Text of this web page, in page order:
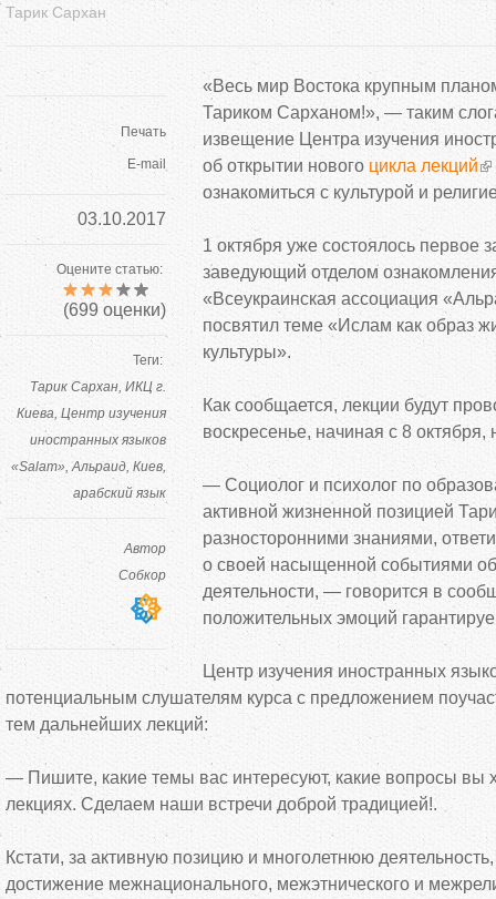
Тарик Сархан
Печать
E-mail
03.10.2017
Оцените статью:
(699 оценки)
Теги:
Тарик Сархан ИКЦ г.
Киева Центр изучения
иностранных языков
«Salam» Альраид Киев
арабский язык
Автор
Собкор
«Весь мир Востока крупным
Тариком Сарханом!», — таким
извещение Центра изучения
об открытии нового цикла лекций
ознакомиться с культурой и
1 октября уже состоялось первое
заведующий отделом
«Всеукраинская ассоциация
посвятил теме «Ислам как образ
культуры».
Как сообщается, лекции будут
воскресенье, начиная с 8
— Социолог и психолог по
активной жизненной позицией
разносторонними знаниями,
о своей насыщенной событиями
деятельности, — говорится в
положительных эмоций
Центр изучения иностранных
потенциальным слушателям курса с предложением
тем дальнейших лекций:
— Пишите, какие темы вас интересуют, какие вопросы вы
лекциях. Сделаем наши встречи доброй традицией!.
Кстати, за активную позицию и многолетнюю
достижение межнационального, межэтнического и